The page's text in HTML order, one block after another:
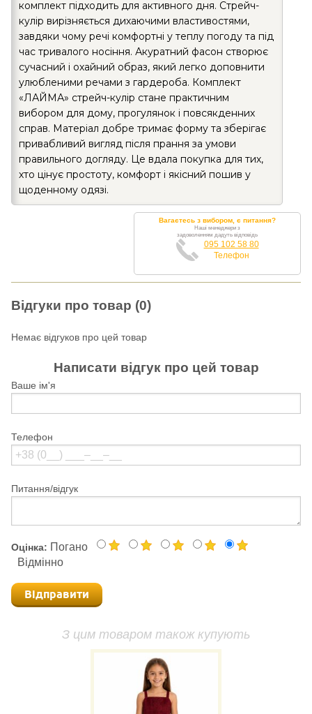
комплект підходить для активного дня. Стрейч-
кулір вирізняється дихаючими властивостями,
завдяки чому речі комфортні у теплу погоду та під
час тривалого носіння. Акуратний фасон створює
сучасний і охайний образ, який легко доповнити
улюбленими речами з гардероба. Комплект
«ЛАЙМА» стрейч-кулір стане практичним
вибором для дому, прогулянок і повсякденних
справ. Матеріал добре тримає форму та зберігає
привабливий вигляд після прання за умови
правильного догляду. Це вдала покупка для тих,
хто цінує простоту, комфорт і якісний пошив у
щоденному одязі.
Вагаєтесь з вибором, є питання?
Наші менеджери з
задоволенням дадуть відповідь
095 102 58 80
Телефон
Відгуки про товар (0)
Немає відгуков про цей товар
Написати відгук про цей товар
Ваше ім'я
Телефон
Питання/відгук
Оцінка: Погано
Відмінно
Відправити
З цим товаром також купують